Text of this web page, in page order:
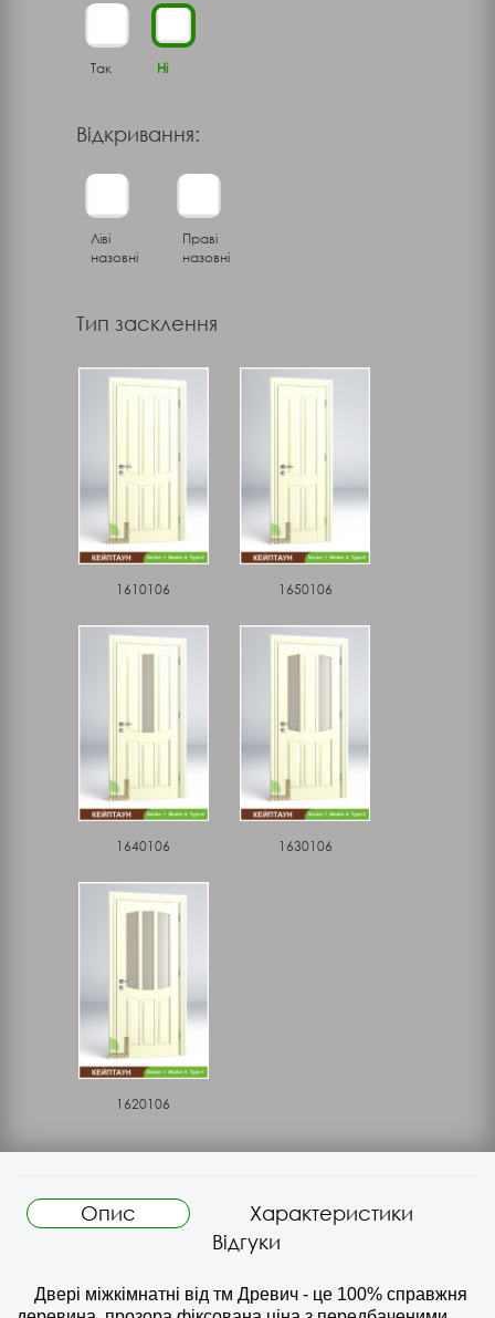
Так Ні
Відкривання:
Ліві
назовні
Праві
назовні
Тип засклення
1610106 1650106
1640106 1630106
1620106
Опис
Характеристики
Відгуки
Двері міжкімнатні від тм Древич - це 100% справжня